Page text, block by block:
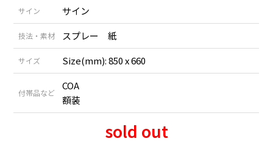
サイン サイン
技法・素材 スプレー 紙
サイズ Size(mm): 850 x 660
付帯品など
COA
額装
sold out